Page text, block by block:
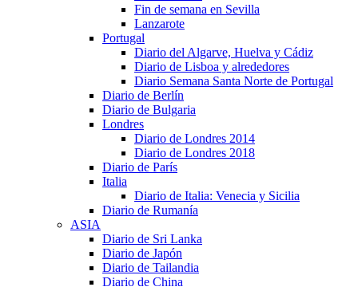
Fin de semana en Sevilla
Lanzarote
Portugal
Diario del Algarve, Huelva y Cádiz
Diario de Lisboa y alrededores
Diario Semana Santa Norte de Portugal
Diario de Berlín
Diario de Bulgaria
Londres
Diario de Londres 2014
Diario de Londres 2018
Diario de París
Italia
Diario de Italia: Venecia y Sicilia
Diario de Rumanía
ASIA
Diario de Sri Lanka
Diario de Japón
Diario de Tailandia
Diario de China